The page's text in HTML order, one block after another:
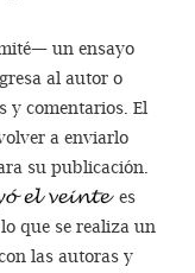
un ensayo
al autor o
y comentarios. El
a enviarlo
su publicación.
es
que se realiza un
las autoras y